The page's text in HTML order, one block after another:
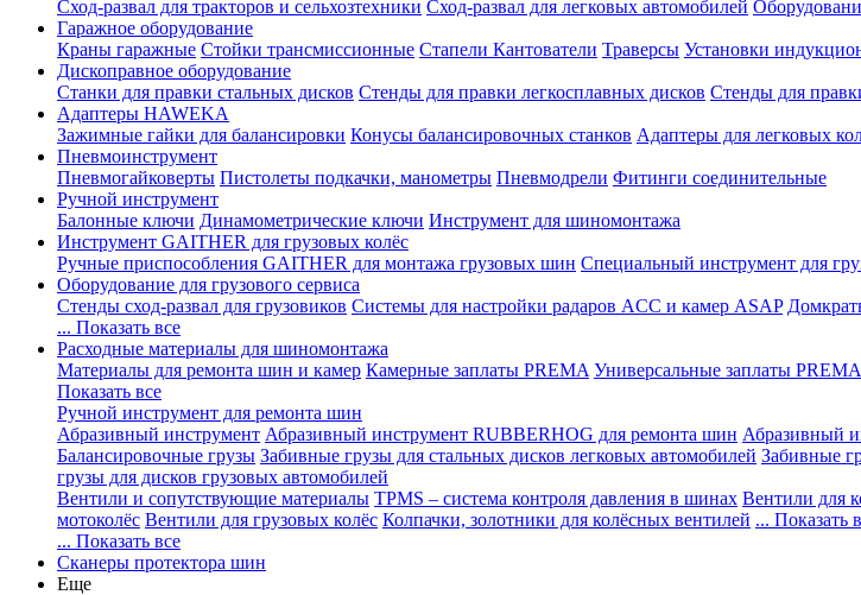
Сход-развал для тракторов и сельхозтехники Сход-развал для легковых автомобилей
Гаражное оборудование
Краны гаражные Стойки трансмиссионные Стапели Кантователи Траверсы Установки
Дископравное оборудование
Станки для правки стальных дисков Стенды для правки легкосплавных дисков Стенды для
Адаптеры HAWEKA
Зажимные гайки для балансировки Конусы балансировочных станков Адаптеры для легковых
Пневмоинструмент
Пневмогайковерты Пистолеты подкачки, манометры Пневмодрели Фитинги соединительные
Ручной инструмент
Балонные ключи Динамометрические ключи Инструмент для шиномонтажа
Инструмент GAITHER для грузовых колёс
Ручные приспособления GAITHER для монтажа грузовых шин Специальный инструмент для
Оборудование для грузового сервиса
Стенды сход-развал для грузовиков Системы для настройки радаров ACC и камер ASAP
... Показать все
Расходные материалы для шиномонтажа
Материалы для ремонта шин и камер Камерные заплаты PREMA Универсальные заплаты PREMA
Показать все
Ручной инструмент для ремонта шин
Абразивный инструмент Абразивный инструмент RUBBERHOG для ремонта шин Абразивный
Балансировочные грузы Забивные грузы для стальных дисков легковых автомобилей Забивные
грузы для дисков грузовых автомобилей
Вентили и сопутствующие материалы TPMS – система контроля давления в шинах Вентили для
мотоколёс Вентили для грузовых колёс Колпачки, золотники для колёсных вентилей ... Показать
... Показать все
Сканеры протектора шин
Еще